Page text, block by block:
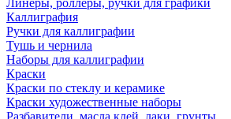
Линеры, роллеры, ручки для графики
Каллиграфия
Ручки для каллиграфии
Тушь и чернила
Наборы для каллиграфии
Краски
Краски по стеклу и керамике
Краски художественные наборы
Разбавители, масла,клей, лаки, грунты